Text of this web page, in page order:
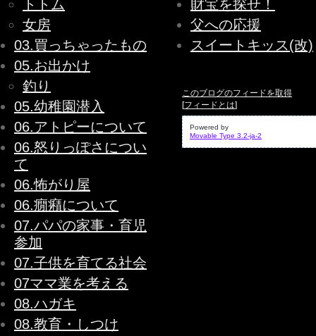
トトム
女房
03.買っちゃったもの
05.お出かけ
釣り
05.幼稚園潜入
06.アトピーについて
06.怒りっぽさについ
て
06.怖がり屋
06.癇癪について
07.パパの家事・育児
参加
07.子供を育てる社会
07ママ業を考える
08.ハガキ
08.教育・しつけ
財宝を探せ！
父への応援
スイートキッス(改)
このブログのフィードを取得
[フィードとは]
Powered by
Movable Type 3.2-ja-2